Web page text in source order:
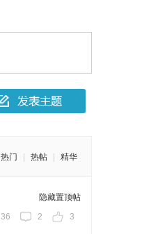
热门 热帖 精华
隐藏置顶帖
36 2 3